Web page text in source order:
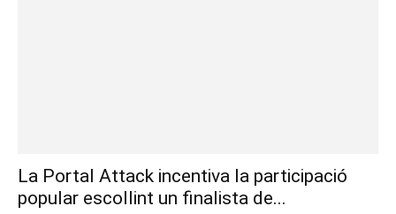
La Portal Attack incentiva la participació
popular escollint un finalista de...